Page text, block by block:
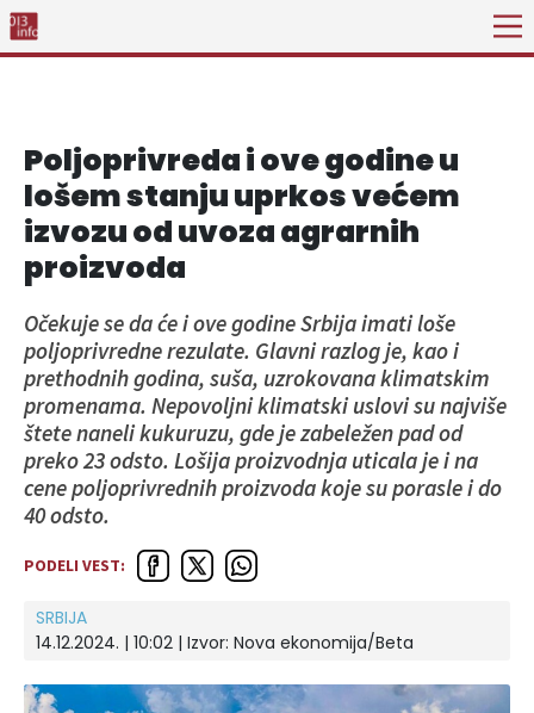
Poljoprivreda i ove godine u
lošem stanju uprkos većem
izvozu od uvoza agrarnih
proizvoda
Očekuje se da će i ove godine Srbija imati loše
poljoprivredne rezulate. Glavni razlog je, kao i
prethodnih godina, suša, uzrokovana klimatskim
promenama. Nepovoljni klimatski uslovi su najviše
štete naneli kukuruzu, gde je zabeležen pad od
preko 23 odsto. Lošija proizvodnja uticala je i na
cene poljoprivrednih proizvoda koje su porasle i do
40 odsto.
PODELI VEST:
SRBIJA
14.12.2024. | 10:02 | Izvor: Nova ekonomija/Beta